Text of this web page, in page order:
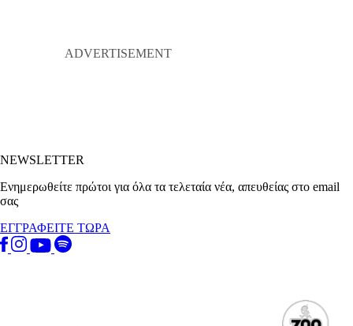
NEWSLETTER
Ενημερωθείτε πρώτοι για όλα τα τελεταία νέα, απευθείας στο email
σας
ΕΓΓΡΑΦΕΙΤΕ ΤΩΡΑ